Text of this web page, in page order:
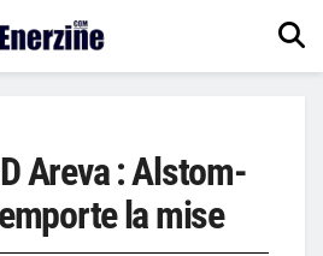
Areva : Alstom-
la mise